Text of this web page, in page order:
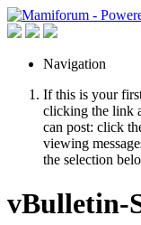
Navigation
If this is your
clicking the link
can post: click
viewing
the selection
vBulletin-